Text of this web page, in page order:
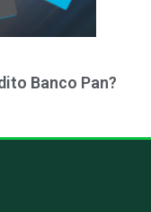
Banco Pan?